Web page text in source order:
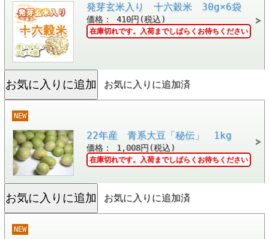
発芽玄米入り 十六穀米 30g×6袋
価格： 410円(税込)
在庫切れです。入荷までしばらくお待ちください
お気に入りに追加済
NEW
22年産 青系大豆「秘伝」 1kg
価格： 1,008円(税込)
在庫切れです。入荷までしばらくお待ちください
お気に入りに追加済
NEW